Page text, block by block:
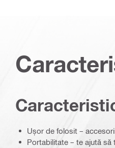
Ușor de folosit –
Portabilitate – te ajută